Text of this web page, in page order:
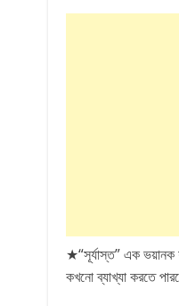
★“সূর্যাস্ত” এক
কখনো ব্যাখ্যা করতে